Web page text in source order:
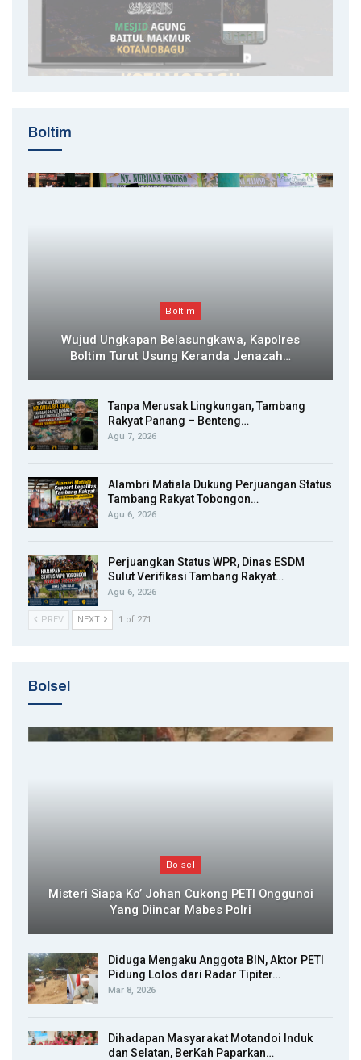
Boltim
Boltim
Wujud Ungkapan Belasungkawa, Kapolres
Boltim Turut Usung Keranda Jenazah…
Tanpa Merusak Lingkungan, Tambang
Rakyat Panang – Benteng…
Agu 7, 2026
Alambri Matiala Dukung Perjuangan Status
Tambang Rakyat Tobongon…
Agu 6, 2026
Perjuangkan Status WPR, Dinas ESDM
Sulut Verifikasi Tambang Rakyat…
Agu 6, 2026
PREV NEXT 1 of 271
Bolsel
Bolsel
Misteri Siapa Ko’ Johan Cukong PETI Onggunoi
Yang Diincar Mabes Polri
Diduga Mengaku Anggota BIN, Aktor PETI
Pidung Lolos dari Radar Tipiter…
Mar 8, 2026
Dihadapan Masyarakat Motandoi Induk
dan Selatan, BerKah Paparkan…